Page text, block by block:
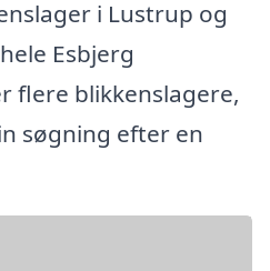
i Lustrup og
Esbjerg
flere blikkenslagere,
søgning efter en